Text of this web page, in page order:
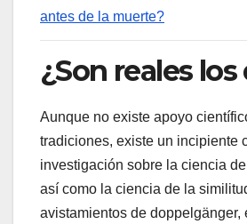
antes de la muerte?
¿Son reales
Aunque no existe apoyo
tradiciones, existe un incipiente
investigación sobre la ciencia
así como la ciencia de la
avistamientos de doppelgänger,